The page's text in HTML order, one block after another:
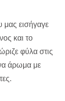
εισήγαγε
και το
φύλα στις
άρωμα με